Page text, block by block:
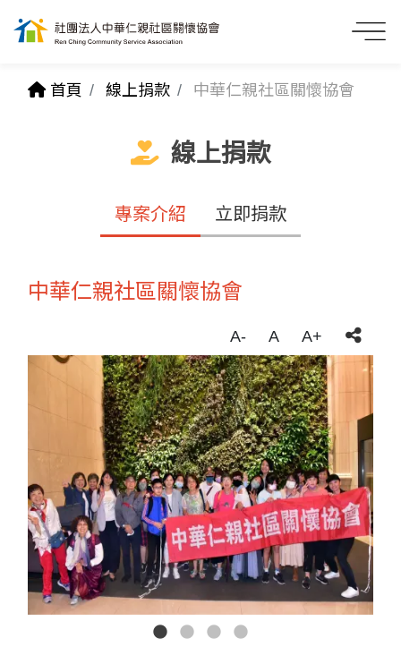
首頁 線上捐款 中華仁親社區關懷協會
線上捐款
專案介紹 立即捐款
中華仁親社區關懷協會
A- A A+